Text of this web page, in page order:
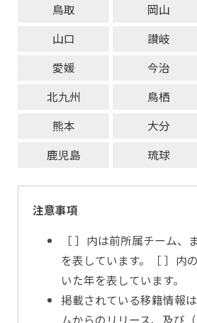
鳥取
岡山
山口
讃岐
愛媛
今治
北九州
鳥栖
熊本
大分
鹿児島
琉球
注意事項
［ ］内は前所属チーム、
を表しています。［ ］内
いた年を表しています。
掲載されている移籍情報